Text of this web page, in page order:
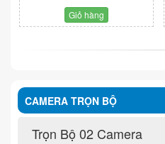
Giỏ hàng
CAMERA TRỌN BỘ
Trọn Bộ 02 Camera